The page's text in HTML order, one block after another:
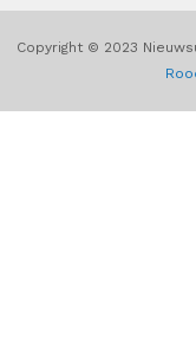
Copyright © 2023